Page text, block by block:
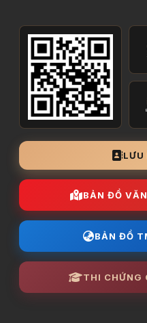
LƯU
BẢN ĐỒ
BẢN ĐỒ
THI CHỨNG